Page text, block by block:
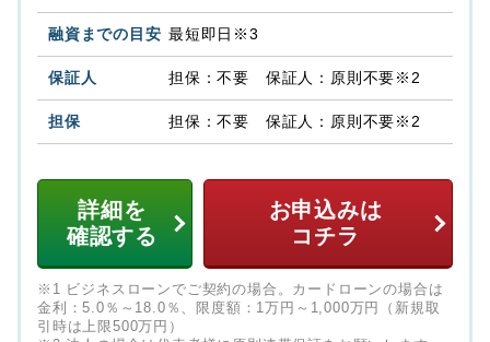
最短即日※3
担保：不要 保証人：原則不要※2
担保：不要 保証人：原則不要※2
詳細を
確認する
お申込みは
コチラ
※1 ビジネスローンでご契約の場合。カードローンの場合は
金利：5.0％～18.0％、限度額：1万円～1,000万円（新規取
引時は上限500万円）